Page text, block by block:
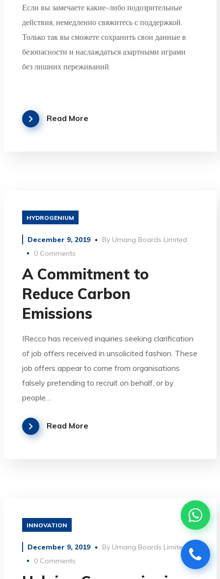
Если вы замечаете какие-либо подозрительные
действия, немедленно свяжитесь с поддержкой.
Только так вы сможете сохранить свои данные в
безопасности и наслаждаться азартными играми
без лишних переживаний.
Read More
HYDROGENIUM
December 9, 2019 By Umang Boards Limited
0 Comments
A Commitment to
Reduce Carbon
Emissions
IRecco has received inquiries seeking clarification
of job offers received in unsolicited fashion. These
job offers appear to come from organisations
falsely pretending to recruit on behalf, or by
people…
Read More
INNOVATION
December 9, 2019 By Umang Boards Limited
0 Comments